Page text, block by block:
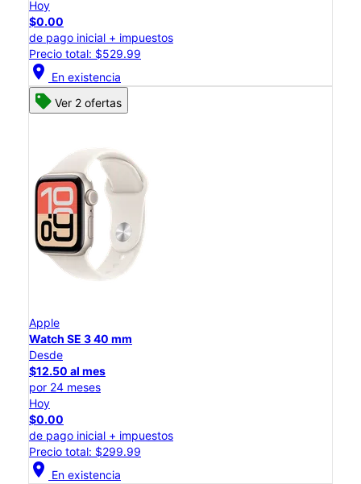
Hoy
$0.00
de pago inicial + impuestos
Precio total: $529.99
location_on En existencia
Ver 2 ofertas
Apple
Watch SE 3 40 mm
Desde
$12.50 al mes
por 24 meses
Hoy
$0.00
de pago inicial + impuestos
Precio total: $299.99
location_on En existencia